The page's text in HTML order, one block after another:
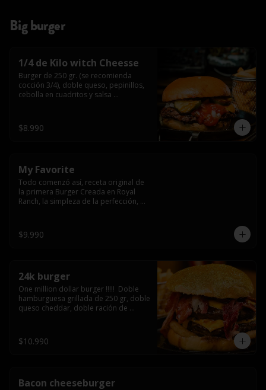
Big burger
1/4 de Kilo witch Cheesse
Burger de 250 gr. (se recomienda
cocción 3/4), doble queso, pepinillos,
cebolla en cuadritos y salsa
$8.990
My Favorite
Todo comenzó así, receta original de
la primera Burger Creada en Royal
Ranch, la simpleza de la perfección,
queso cheddar
$9.990
24k burger
One million dollar burger !!!!!  Doble
hamburguesa grillada de 250 gr, doble
queso cheddar, doble ración de
gold glitter
$10.990
Bacon cheeseburger